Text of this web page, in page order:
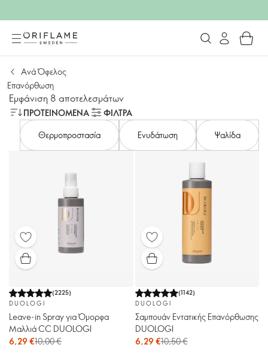
Aνά Όφελος
Επανόρθωση
Εμφάνιση 8 αποτελεσμάτων
ΠΡΟΤΕΙΝΌΜΕΝΑ
ΦΙΛΤΡΑ
Θερμοπροστασία
Ενυδάτωση Ψαλίδα
(2225)
DUOLOGI
Leave-in Spray για Όμορφα
Μαλλιά CC DUOLOGI
6,29 €10,00 €
(1142)
DUOLOGI
Σαμπουάν Εντατικής Επανόρθωσης
DUOLOGI
6,29 €10,50 €